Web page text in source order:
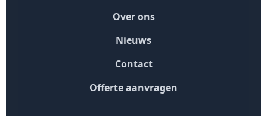
Over ons
Nieuws
Contact
Offerte aanvragen